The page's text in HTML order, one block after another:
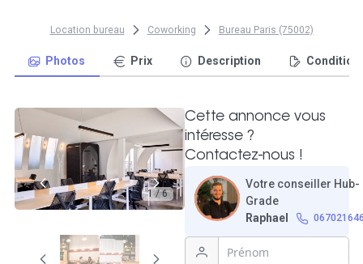
Location bureau Coworking Bureau Paris (75002)
Photos Prix Description
1 / 6
Cette annonce vous
intéresse ?
Contactez-nous !
Votre conseiller Hub-
Grade
Raphael